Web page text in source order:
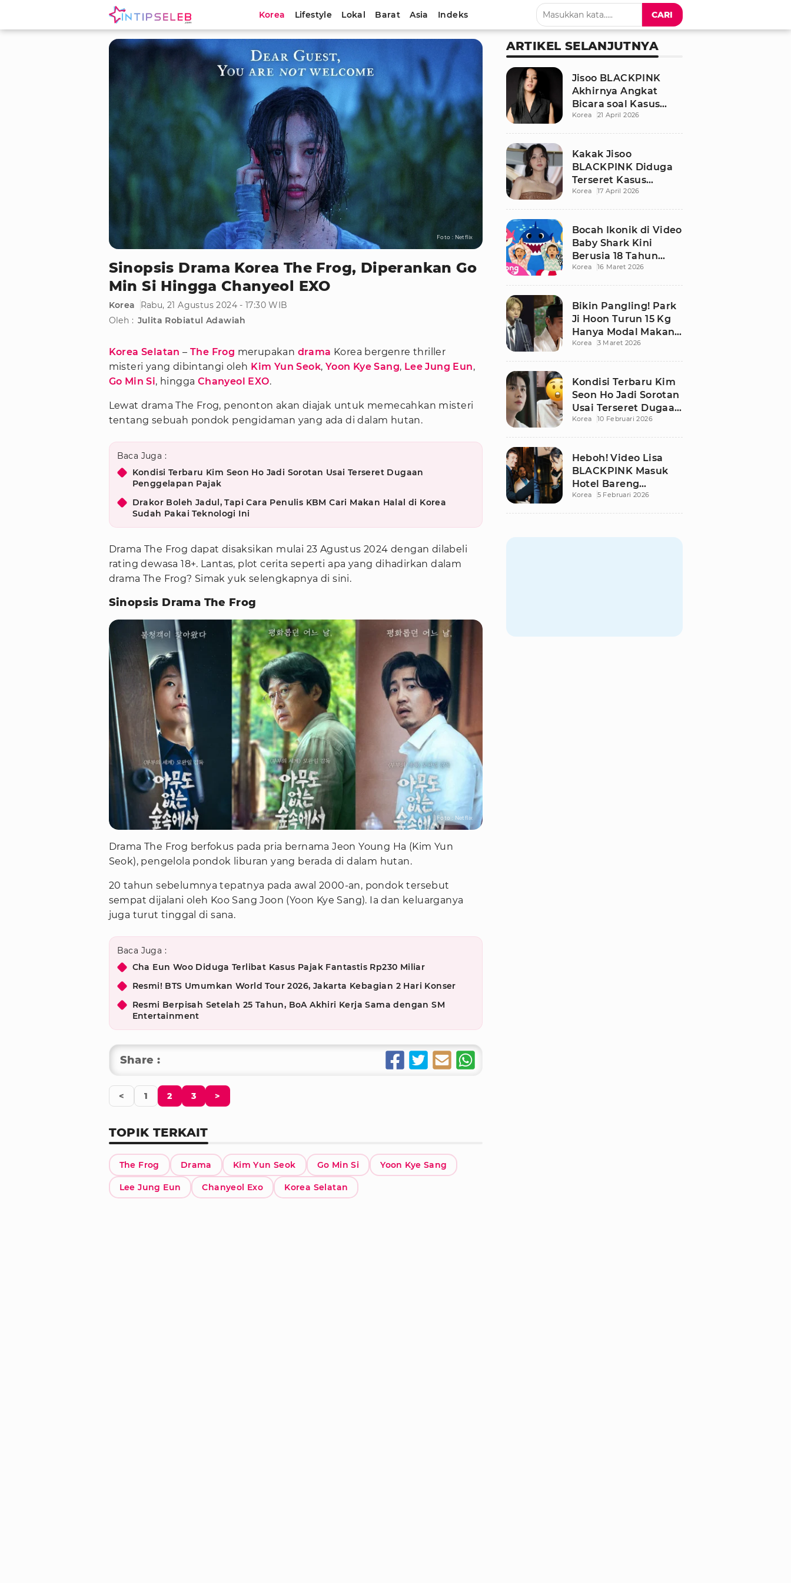
Korea Lifestyle Lokal Barat Asia Indeks CARI
Foto : Netflix
Sinopsis Drama Korea The Frog, Diperankan Go
Min Si Hingga Chanyeol EXO
Korea
Rabu, 21 Agustus 2024 - 17:30 WIB
Oleh : Julita Robiatul Adawiah
Korea Selatan – The Frog merupakan drama Korea bergenre thriller
misteri yang dibintangi oleh Kim Yun Seok, Yoon Kye Sang, Lee Jung Eun,
Go Min Si, hingga Chanyeol EXO.
Lewat drama The Frog, penonton akan diajak untuk memecahkan misteri
tentang sebuah pondok pengidaman yang ada di dalam hutan.
Baca Juga :
Kondisi Terbaru Kim Seon Ho Jadi Sorotan Usai Terseret Dugaan
Penggelapan Pajak
Drakor Boleh Jadul, Tapi Cara Penulis KBM Cari Makan Halal di Korea
Sudah Pakai Teknologi Ini
Drama The Frog dapat disaksikan mulai 23 Agustus 2024 dengan dilabeli
rating dewasa 18+. Lantas, plot cerita seperti apa yang dihadirkan dalam
drama The Frog? Simak yuk selengkapnya di sini.
Sinopsis Drama The Frog
Foto : Netflix
Drama The Frog berfokus pada pria bernama Jeon Young Ha (Kim Yun
Seok), pengelola pondok liburan yang berada di dalam hutan.
20 tahun sebelumnya tepatnya pada awal 2000-an, pondok tersebut
sempat dijalani oleh Koo Sang Joon (Yoon Kye Sang). Ia dan keluarganya
juga turut tinggal di sana.
Baca Juga :
Cha Eun Woo Diduga Terlibat Kasus Pajak Fantastis Rp230 Miliar
Resmi! BTS Umumkan World Tour 2026, Jakarta Kebagian 2 Hari Konser
Resmi Berpisah Setelah 25 Tahun, BoA Akhiri Kerja Sama dengan SM
Entertainment
Share :
< 1 2 3 >
TOPIK TERKAIT
The Frog Drama Kim Yun Seok Go Min Si Yoon Kye Sang
Lee Jung Eun Chanyeol Exo Korea Selatan
ARTIKEL SELANJUTNYA
Jisoo BLACKPINK
Akhirnya Angkat
Bicara soal Kasus
Dugaan Pelecehan
Korea 21 April 2026
Kakak Jisoo
BLACKPINK Diduga
Terseret Kasus
Pelecehan Seksual,
Korea 17 April 2026
Bocah Ikonik di Video
Baby Shark Kini
Berusia 18 Tahun
Bikin Publik
Korea 16 Maret 2026
Bikin Pangling! Park
Ji Hoon Turun 15 Kg
Hanya Modal Makan
Apel, Visual
Korea 3 Maret 2026
Kondisi Terbaru Kim
Seon Ho Jadi Sorotan
Usai Terseret Dugaan
Penggelapan Pajak
Korea 10 Februari 2026
Heboh! Video Lisa
BLACKPINK Masuk
Hotel Bareng
Frederic Arnault Picu
Korea 5 Februari 2026